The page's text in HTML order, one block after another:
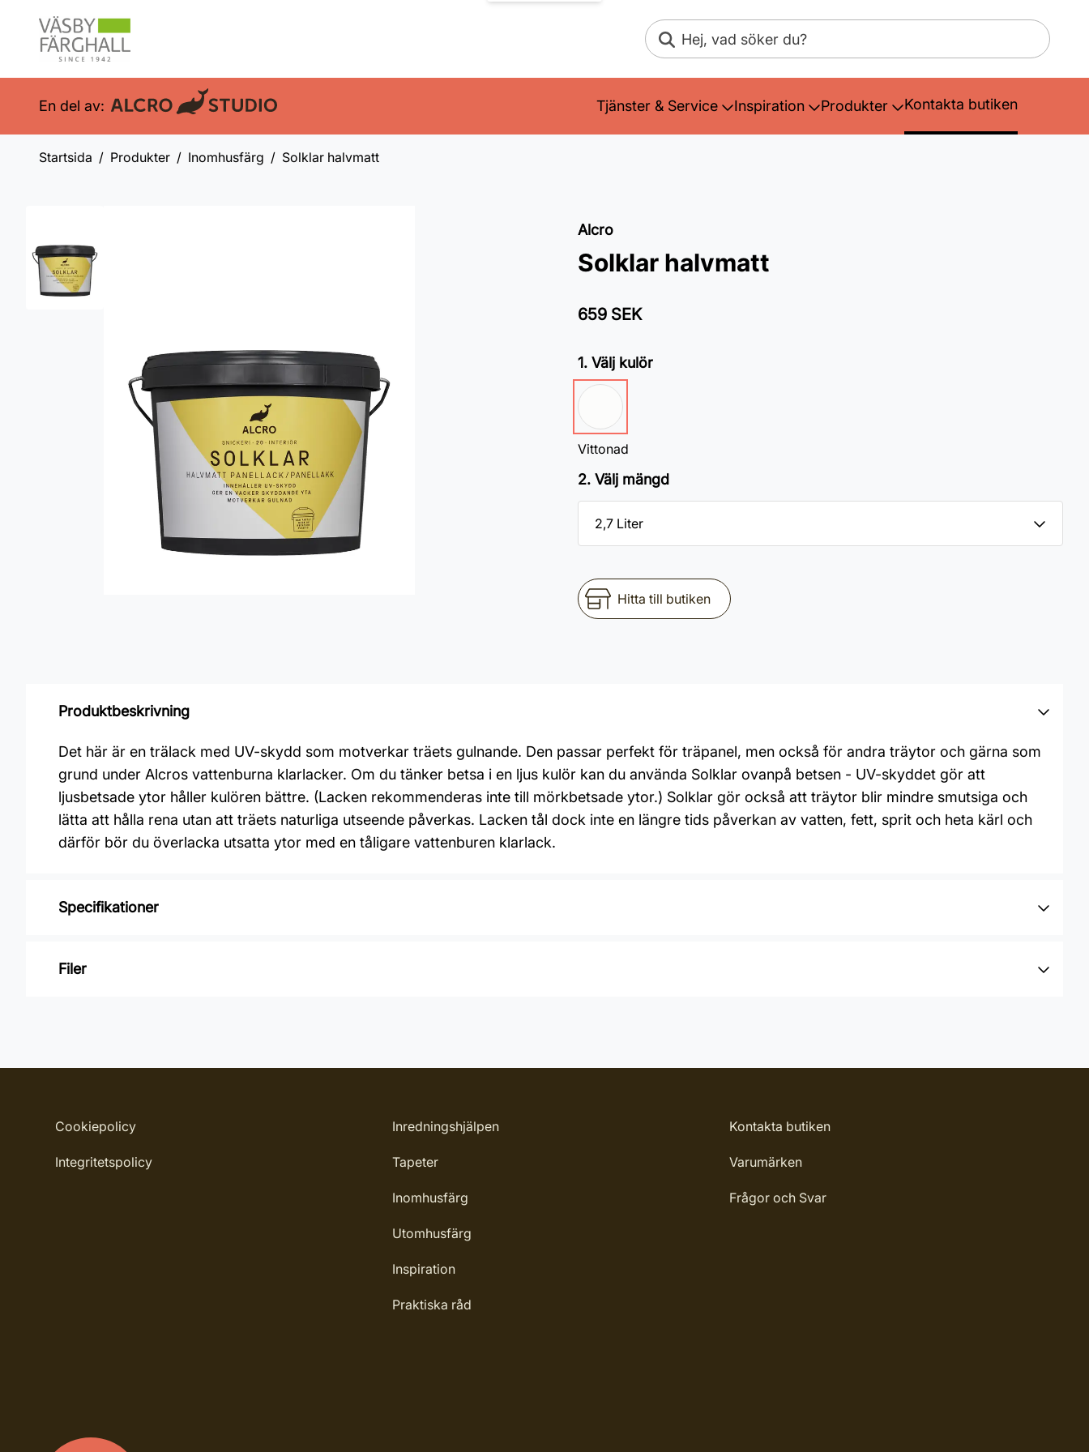
Sök
En del av: Tjänster & Service Inspiration Produkter Kontakta butiken
Startsida Produkter Inomhusfärg Solklar halvmatt
Alcro
Solklar halvmatt
659 SEK
1. Välj kulör
Vittonad
2. Välj mängd
Hitta till butiken
Produktbeskrivning
Det här är en trälack med UV-skydd som motverkar träets gulnande. Den passar perfekt för träpanel, men också för andra träytor och gärna som
grund under Alcros vattenburna klarlacker. Om du tänker betsa i en ljus kulör kan du använda Solklar ovanpå betsen - UV-skyddet gör att
ljusbetsade ytor håller kulören bättre. (Lacken rekommenderas inte till mörkbetsade ytor.) Solklar gör också att träytor blir mindre smutsiga och
lätta att hålla rena utan att träets naturliga utseende påverkas. Lacken tål dock inte en längre tids påverkan av vatten, fett, sprit och heta kärl och
därför bör du överlacka utsatta ytor med en tåligare vattenburen klarlack.
Specifikationer
Varumärke: Alcro
Applicering: Pensel eller Spruta
Rekommenderat antal strykningar: 2 strykningar
Filer
Cookiepolicy
Integritetspolicy
Inredningshjälpen
Tapeter
Inomhusfärg
Utomhusfärg
Inspiration
Praktiska råd
Kontakta butiken
Varumärken
Frågor och Svar